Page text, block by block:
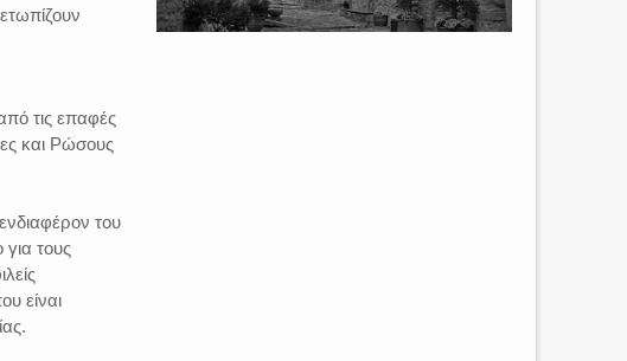
τις επαφές
και Ρώσους
του
τους
είναι